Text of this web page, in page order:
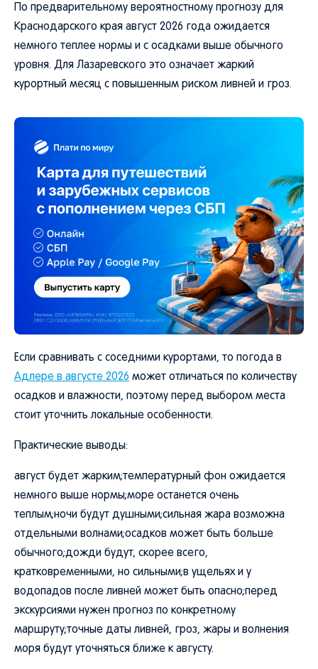
По предварительному вероятностному прогнозу для
Краснодарского края август 2026 года ожидается
немного теплее нормы и с осадками выше обычного
уровня. Для Лазаревского это означает жаркий
курортный месяц с повышенным риском ливней и гроз.
Если сравнивать с соседними курортами, то погода в
Адлере в августе 2026 может отличаться по количеству
осадков и влажности, поэтому перед выбором места
стоит уточнить локальные особенности.
Практические выводы:
август будет жарким;температурный фон ожидается
немного выше нормы;море останется очень
теплым;ночи будут душными;сильная жара возможна
отдельными волнами;осадков может быть больше
обычного;дожди будут, скорее всего,
кратковременными, но сильными;в ущельях и у
водопадов после ливней может быть опасно;перед
экскурсиями нужен прогноз по конкретному
маршруту;точные даты ливней, гроз, жары и волнения
моря будут уточняться ближе к августу.